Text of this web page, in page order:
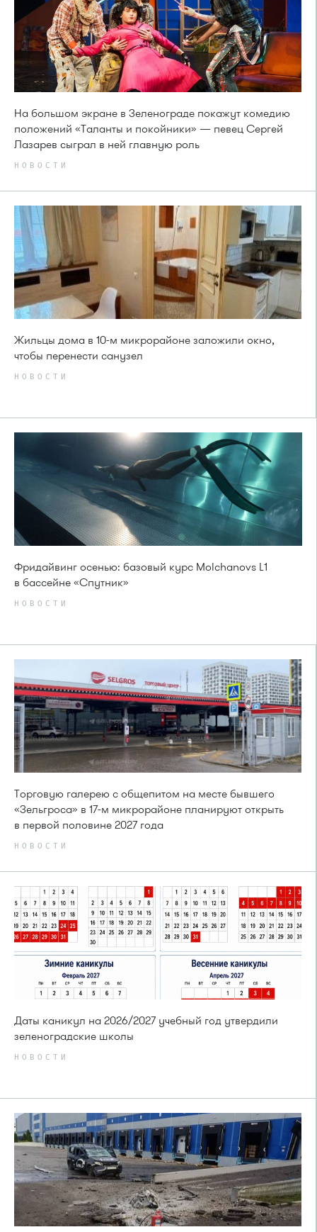
На большом экране в Зеленограде покажут комедию
положений «Таланты и покойники» — певец Сергей
Лазарев сыграл в ней главную роль
НОВОСТИ
Жильцы дома в 10-м микрорайоне заложили окно,
чтобы перенести санузел
НОВОСТИ
Фридайвинг осенью: базовый курс Molchanovs L1
в бассейне «Спутник»
НОВОСТИ
Торговую галерею с общепитом на месте бывшего
«Зельгроса» в 17-м микрорайоне планируют открыть
в первой половине 2027 года
НОВОСТИ
Даты каникул на 2026/2027 учебный год утвердили
зеленоградские школы
НОВОСТИ